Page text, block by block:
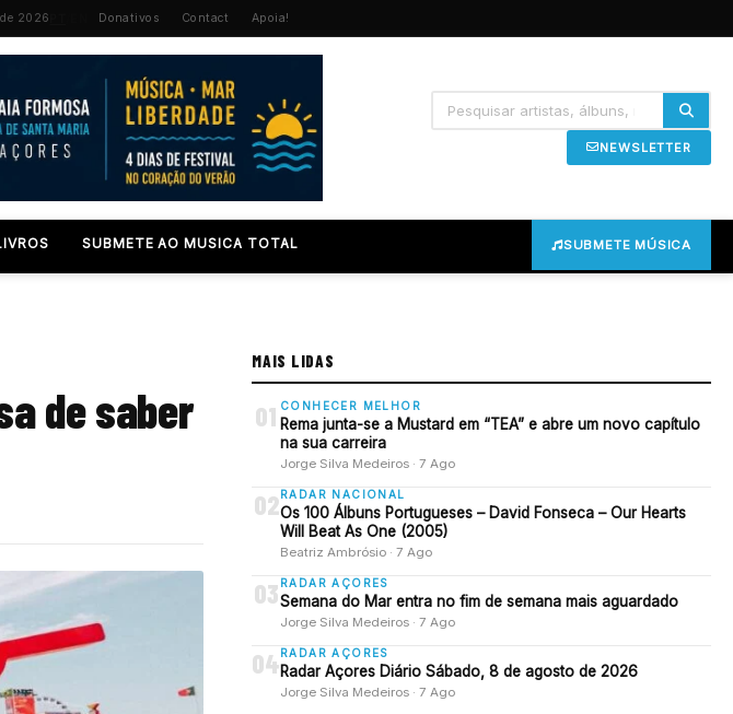
2026 Donativos Contact Apoia!
NEWSLETTER
SUBMETE AO MUSICA TOTAL SUBMETE MÚSICA
de saber
MAIS LIDAS
01 CONHECER MELHOR
Rema junta-se a Mustard em “TEA” e abre um novo capítulo
na sua carreira
Jorge Silva Medeiros · 7 Ago
02 RADAR NACIONAL
Os 100 Álbuns Portugueses – David Fonseca – Our Hearts
Will Beat As One (2005)
Beatriz Ambrósio · 7 Ago
03 RADAR AÇORES
Semana do Mar entra no fim de semana mais aguardado
Jorge Silva Medeiros · 7 Ago
04RADAR AÇORES
Radar Açores Diário Sábado, 8 de agosto de 2026
Jorge Silva Medeiros · 7 Ago